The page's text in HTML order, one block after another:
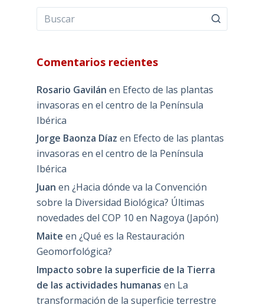
Comentarios recientes
Rosario Gavilán en Efecto de las plantas
invasoras en el centro de la Península
Ibérica
Jorge Baonza Díaz en Efecto de las plantas
invasoras en el centro de la Península
Ibérica
Juan en ¿Hacia dónde va la Convención
sobre la Diversidad Biológica? Últimas
novedades del COP 10 en Nagoya (Japón)
Maite en ¿Qué es la Restauración
Geomorfológica?
Impacto sobre la superficie de la Tierra
de las actividades humanas en La
transformación de la superficie terrestre